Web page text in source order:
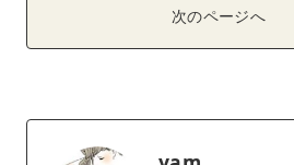
次のページへ